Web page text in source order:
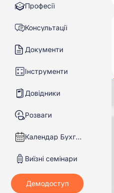
Професії
Консультації
Документи
Інструменти
Довідники
Розваги
Календар Бухгалтера
Виїзні семінари